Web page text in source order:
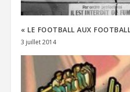
« LE FOOTBALL AUX
3 juillet 2014